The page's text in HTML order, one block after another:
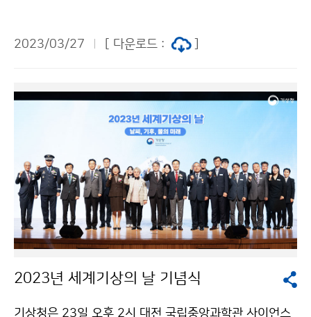
하였다. 정부는 기후변화와 관련하여 국제사회에서 대한
훈장 동백장을 수여하였다.
2023/03/27 [ 다운로드 :
2023년 세계기상의 날 기념식
기상청은 23일 오후 2시 대전 국립중앙과학관 사이언스